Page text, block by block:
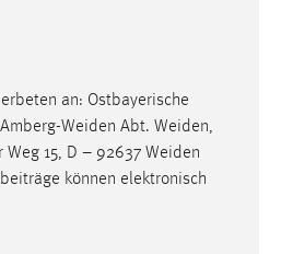
an: Ostbayerische
Amberg-Weiden Abt. Weiden,
Weg 15, D – 92637 Weiden
können elektronisch
um sich an der Website